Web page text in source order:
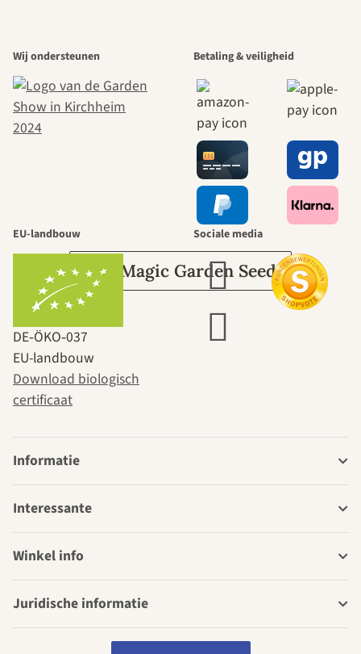
mooiste paden
naar onszelf
leidt door de
tuin.
Over Magic Garden Seeds
Wij ondersteunen Betaling & veiligheid
EU-landbouw
DE‑ÖKO‑037
EU-landbouw
Download biologisch
certificaat
Sociale media
Informatie
Interessante
Winkel info
Juridische informatie